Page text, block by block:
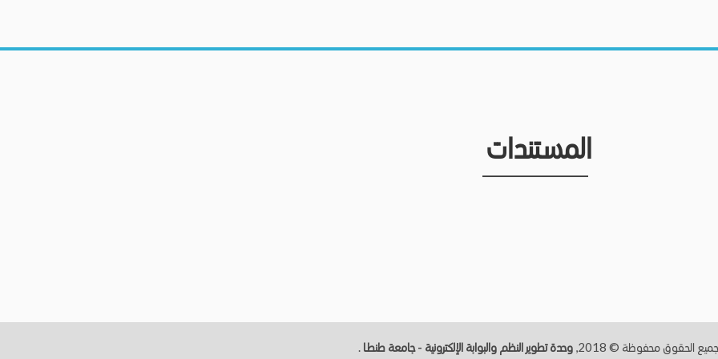
المستندات
جميع الحقوق محفوظة © 2018, وحدة تطوير النظم والبوابة الإلكترونية - جامعة طنطــا .